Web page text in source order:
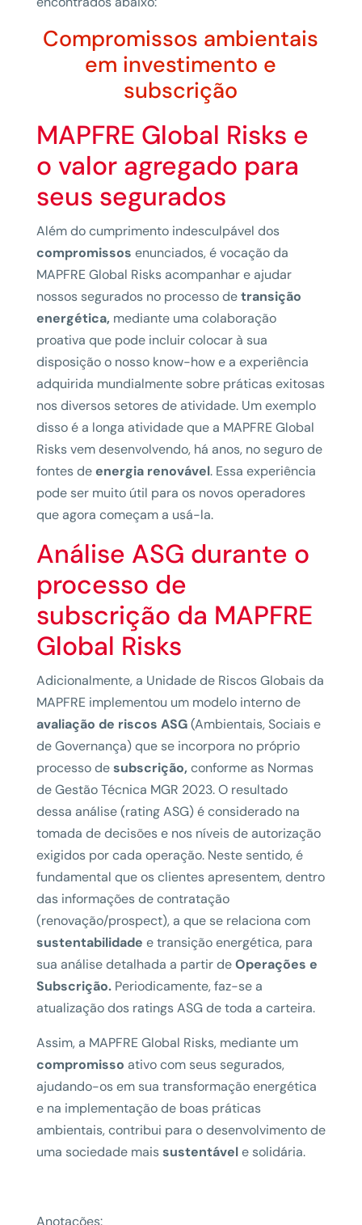
Compromissos ambientais
em investimento e
subscrição
MAPFRE Global Risks e
o valor agregado para
seus segurados
Além do cumprimento indesculpável dos
compromissos enunciados, é vocação da
MAPFRE Global Risks acompanhar e ajudar
nossos segurados no processo detransição
energética, mediante uma colaboração
proativa que pode incluir colocar à sua
disposição o nosso know-how e a experiência
adquirida mundialmente sobre práticas exitosas
nos diversos setores de atividade. Um exemplo
disso é a longa atividade que a MAPFRE Global
Risks vem desenvolvendo, há anos, no seguro de
fontes deenergia renovável. Essa experiência
pode ser muito útil para os novos operadores
que agora começam a usá-la.
Análise ASG durante o
processo de
subscrição da MAPFRE
Global Risks
Adicionalmente, a Unidade de Riscos Globais da
MAPFRE implementou um modelo interno de
avaliação de riscos ASG(Ambientais, Sociais e
de Governança) que se incorpora no próprio
processo desubscrição, conforme as Normas
de Gestão Técnica MGR 2023. O resultado
dessa análise (rating ASG) é considerado na
tomada de decisões e nos níveis de autorização
exigidos por cada operação. Neste sentido, é
fundamental que os clientes apresentem, dentro
das informações de contratação
(renovação/prospect), a que se relaciona com
sustentabilidade e transição energética, para
sua análise detalhada a partir deOperações e
Subscrição. Periodicamente, faz-se a
atualização dos ratings ASG de toda a carteira.
Assim, a MAPFRE Global Risks, mediante um
compromisso ativo com seus segurados,
ajudando-os em sua transformação energética
e na implementação de boas práticas
ambientais, contribui para o desenvolvimento de
uma sociedade maissustentávele solidária.
Anotações: